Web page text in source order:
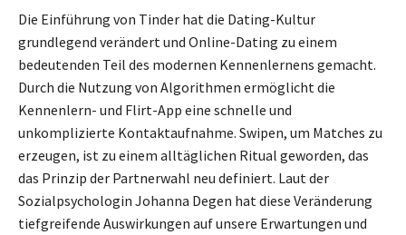
Die Einführung von Tinder hat die Dating-Kultur
grundlegend verändert und Online-Dating zu einem
bedeutenden Teil des modernen Kennenlernens gemacht.
Durch die Nutzung von Algorithmen ermöglicht die
Kennenlern- und Flirt-App eine schnelle und
unkomplizierte Kontaktaufnahme. Swipen, um Matches zu
erzeugen, ist zu einem alltäglichen Ritual geworden, das
das Prinzip der Partnerwahl neu definiert. Laut der
Sozialpsychologin Johanna Degen hat diese Veränderung
tiefgreifende Auswirkungen auf unsere Erwartungen und